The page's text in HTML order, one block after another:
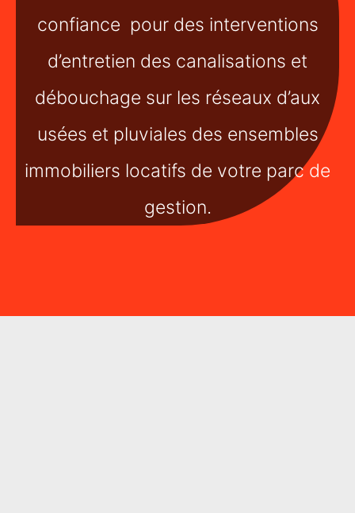
confiance pour des interventions
d’entretien des canalisations et
débouchage sur les réseaux d’aux
usées et pluviales des ensembles
immobiliers locatifs de votre parc de
gestion.